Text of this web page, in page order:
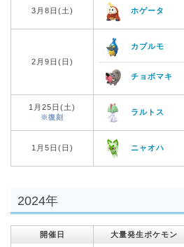
3月8日(土) ホゲータ
2月9日(日)
カブルモ
チョボマキ
1月25日(土)
※復刻
ラルトス
1月5日(日) ニャオハ
2024年
開催日 大量発生ポケモン